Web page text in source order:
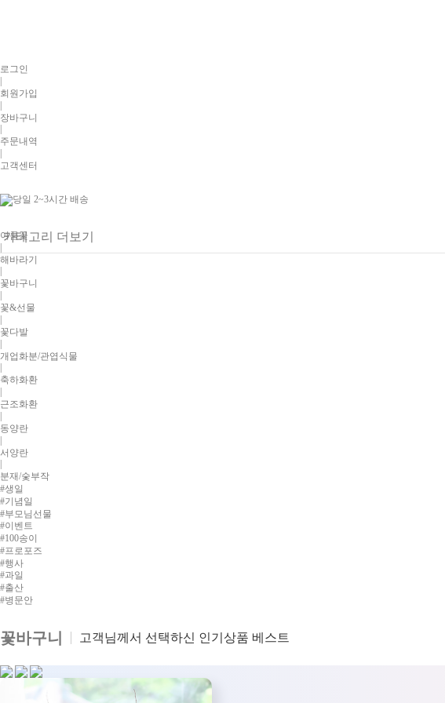
로그인
|
회원가입
|
장바구니
주문내역
고객센터
카테고리 더보기
여름꽃
|
해바라기
꽃바구니
꽃&선물
|
꽃다발
|
개업화분/관엽식물
축하화환
근조화환
|
동양란
|
서양란
분재/숯부작
#생일
#기념일
#부모님선물
#이벤트
#100송이
#프로포즈
#행사
#과일
#출산
#병문안
꽃바구니 고객님께서 선택하신 인기상품 베스트